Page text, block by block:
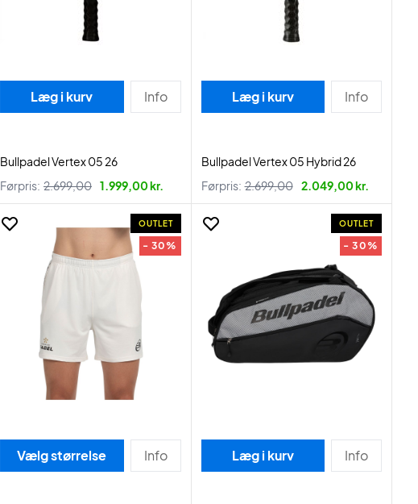
Læg i kurv Info
Bullpadel Vertex 05 26
Førpris: 2.699,00 1.999,00 kr.
Læg i kurv Info
Bullpadel Vertex 05 Hybrid 26
Førpris: 2.699,00 2.049,00 kr.
OUTLET
- 30%
Vælg størrelse Info
OUTLET
- 30%
Læg i kurv Info